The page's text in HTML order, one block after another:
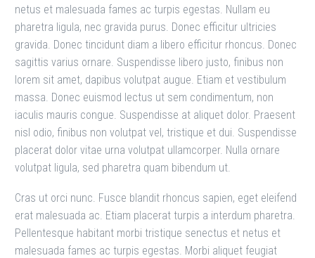
netus et malesuada fames ac turpis egestas. Nullam eu
pharetra ligula, nec gravida purus. Donec efficitur ultricies
gravida. Donec tincidunt diam a libero efficitur rhoncus. Donec
sagittis varius ornare. Suspendisse libero justo, finibus non
lorem sit amet, dapibus volutpat augue. Etiam et vestibulum
massa. Donec euismod lectus ut sem condimentum, non
iaculis mauris congue. Suspendisse at aliquet dolor. Praesent
nisl odio, finibus non volutpat vel, tristique et dui. Suspendisse
placerat dolor vitae urna volutpat ullamcorper. Nulla ornare
volutpat ligula, sed pharetra quam bibendum ut.
Cras ut orci nunc. Fusce blandit rhoncus sapien, eget eleifend
erat malesuada ac. Etiam placerat turpis a interdum pharetra.
Pellentesque habitant morbi tristique senectus et netus et
malesuada fames ac turpis egestas. Morbi aliquet feugiat